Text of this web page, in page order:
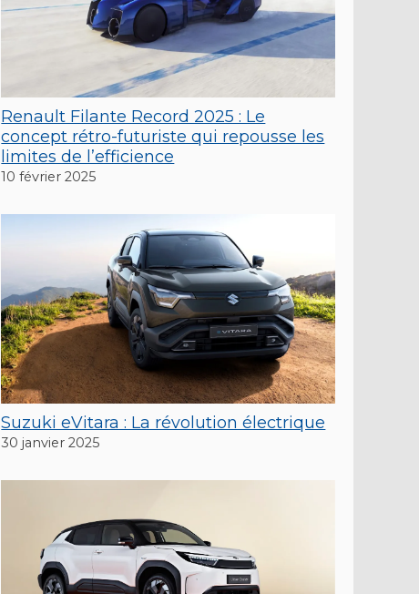
Renault Filante Record 2025 : Le
concept rétro-futuriste qui repousse les
limites de l’efficience
10 février 2025
Suzuki eVitara : La révolution électrique
30 janvier 2025